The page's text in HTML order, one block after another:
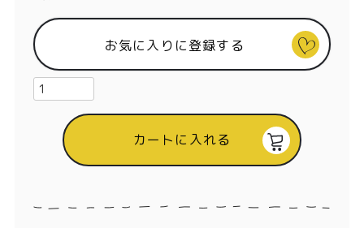
お気に入りに登録する
カートに入れる